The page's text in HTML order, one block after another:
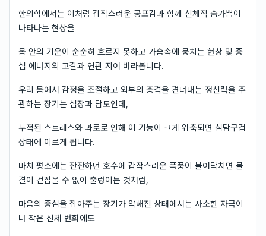
한의학에서는 이처럼 갑작스러운 공포감과 함께 신체적 숨가쁨이
나타나는 현상을
몸 안의 기운이 순순히 흐르지 못하고 가슴속에 뭉치는 현상 및 중
심 에너지의 고갈과 연관 지어 바라봅니다.
우리 몸에서 감정을 조절하고 외부의 충격을 견뎌내는 정신력을 주
관하는 장기는 심장과 담도인데,
누적된 스트레스와 과로로 인해 이 기능이 크게 위축되면 심담구겁
상태에 이르게 됩니다.
마치 평소에는 잔잔하던 호수에 갑작스러운 폭풍이 불어닥치면 물
결이 걷잡을 수 없이 출렁이는 것처럼,
마음의 중심을 잡아주는 장기가 약해진 상태에서는 사소한 자극이
나 작은 신체 변화에도